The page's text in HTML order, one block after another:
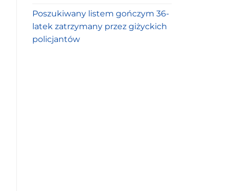
Poszukiwany listem gończym 36-
latek zatrzymany przez giżyckich
policjantów